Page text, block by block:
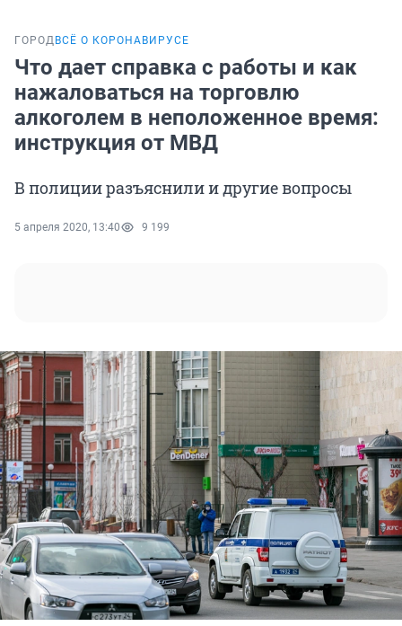
ГОРОД ВСЁ О КОРОНАВИРУСЕ
Что дает справка с работы и как
нажаловаться на торговлю
алкоголем в неположенное время:
инструкция от МВД
В полиции разъяснили и другие вопросы
5 апреля 2020, 13:40 9 199